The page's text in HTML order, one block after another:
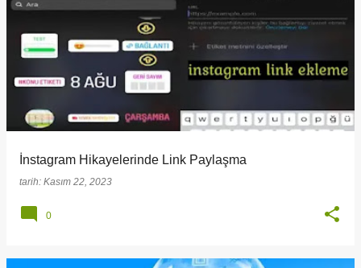
İnstagram Hikayelerinde Link Paylaşma
tarih: Kasım 22, 2023
0